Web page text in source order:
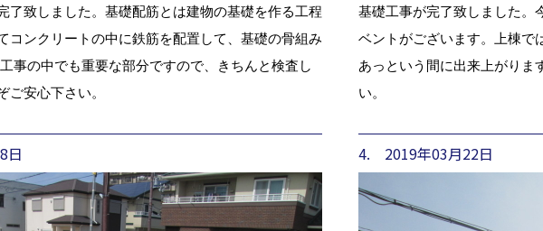
了致しました。基礎配筋とは建物の基礎を作る工程
コンクリートの中に鉄筋を配置して、基礎の骨組み
事の中でも重要な部分ですので、きちんと検査し
ご安心下さい。
基礎工事が完了致しました。
ベントがございます。上棟で
あっという間に出来上がりま
い。
日 4. 2019年03月22日